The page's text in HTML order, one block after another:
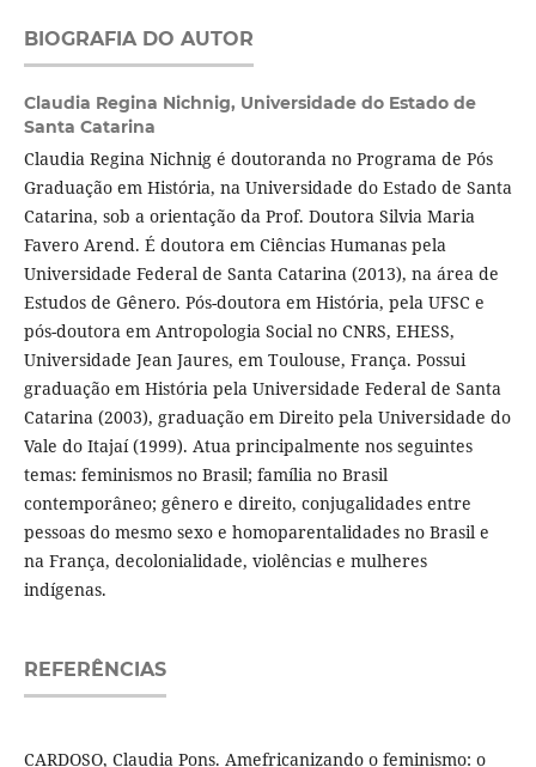
BIOGRAFIA DO AUTOR
Claudia Regina Nichnig, Universidade do Estado de
Santa Catarina
Claudia Regina Nichnig é doutoranda no Programa de Pós
Graduação em História, na Universidade do Estado de Santa
Catarina, sob a orientação da Prof. Doutora Silvia Maria
Favero Arend. É doutora em Ciências Humanas pela
Universidade Federal de Santa Catarina (2013), na área de
Estudos de Gênero. Pós-doutora em História, pela UFSC e
pós-doutora em Antropologia Social no CNRS, EHESS,
Universidade Jean Jaures, em Toulouse, França. Possui
graduação em História pela Universidade Federal de Santa
Catarina (2003), graduação em Direito pela Universidade do
Vale do Itajaí (1999). Atua principalmente nos seguintes
temas: feminismos no Brasil; família no Brasil
contemporâneo; gênero e direito, conjugalidades entre
pessoas do mesmo sexo e homoparentalidades no Brasil e
na França, decolonialidade, violências e mulheres
indígenas.
REFERÊNCIAS
CARDOSO, Claudia Pons. Amefricanizando o feminismo: o